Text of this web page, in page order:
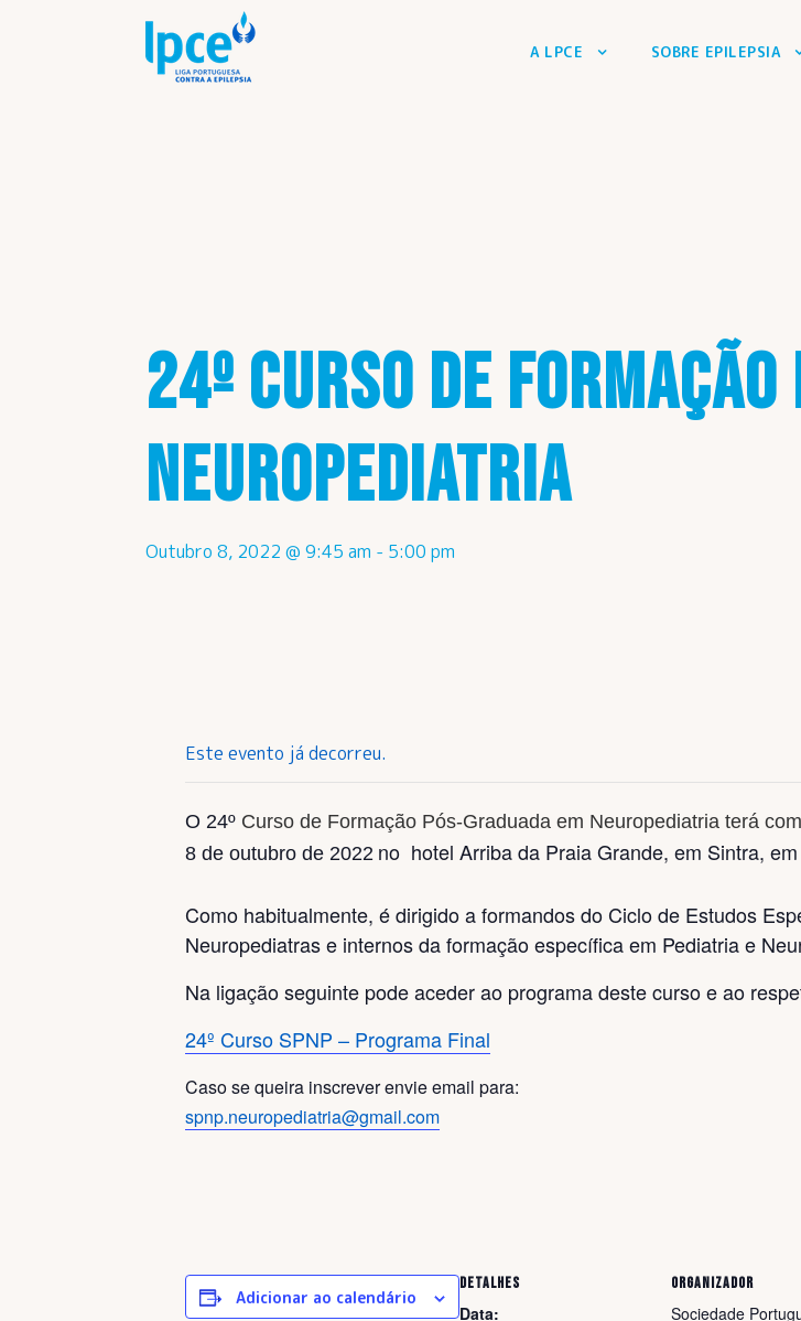
A LPCE SOBRE EPILEPSIA
24º CURSO DE
NEUROPEDIATRIA
Outubro 8, 2022 @ 9:45 am - 5:00 pm
Este evento já decorreu.
O 24º Curso de Formação Pós-Graduada em Neuropediatria terá
8 de outubro de 2022 no hotel Arriba da Praia Grande, em Sintra,
Como habitualmente, é dirigido a formandos do Ciclo de Estudos
Neuropediatras e internos da formação específica em Pediatria e
Na ligação seguinte pode aceder ao programa deste curso e ao
24º Curso SPNP – Programa Final
Caso se queira inscrever envie email para:
spnp.neuropediatria@gmail.com
Adicionar ao calendário
DETALHES
Data:
ORGANIZADOR
Sociedade